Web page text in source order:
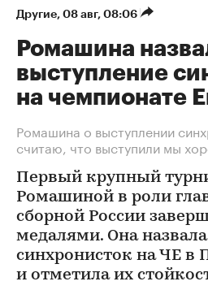
Другие⁠, 08 авг, 08:06
Ромашина
выступление
на чемпионате
Ромашина о выступлении
считаю, что выступили мы
Первый крупный
Ромашиной в роли
сборной России
медалями. Она
синхронисток на ЧЕ
и отметила их